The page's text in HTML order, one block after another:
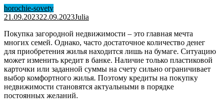
horochie-sovety
21.09.202322.09.2023Julia
Покупка загородной недвижимости – это главная мечта
многих семей. Однако, часто достаточное количество денег
для приобретения жилья находится лишь на бумаге. Ситуацию
может изменить кредит в банке. Наличие только пластиковой
карточки или заданной суммы на счету сильно ограничивает
выбор комфортного жилья. Поэтому кредиты на покупку
недвижимости становятся актуальными в порядке
постоянных желаний.